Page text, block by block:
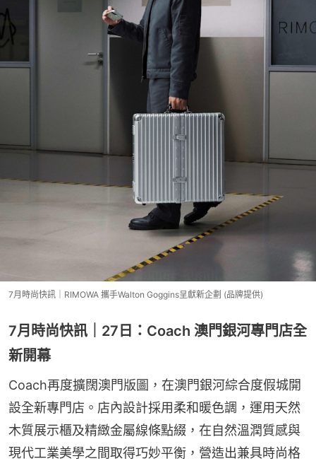
7月時尚快訊｜RIMOWA 攜手Walton Goggins呈獻新企劃 (品牌提供)
7月時尚快訊｜27日：Coach 澳門銀河專門店全
新開幕
Coach再度擴闊澳門版圖，在澳門銀河綜合度假城開
設全新專門店。店內設計採用柔和暖色調，運用天然
木質展示櫃及精緻金屬線條點綴，在自然溫潤質感與
現代工業美學之間取得巧妙平衡，營造出兼具時尚格